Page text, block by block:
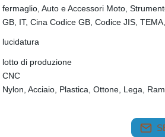
fermaglio, Auto e Accessori Moto,
GB, IT, Cina Codice GB, Codice JIS,
lucidatura
lotto di produzione
CNC
Nylon, Acciaio, Plastica, Ottone, Lega,